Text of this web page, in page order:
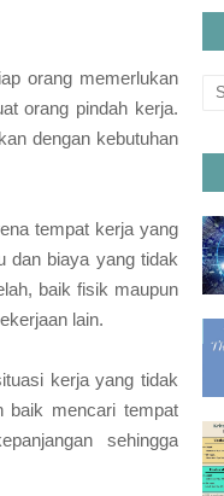
orang memerlukan
orang pindah kerja.
dengan kebutuhan
tempat kerja yang
dan biaya yang tidak
baik fisik maupun
lain.
kerja yang tidak
baik mencari tempat
sehingga